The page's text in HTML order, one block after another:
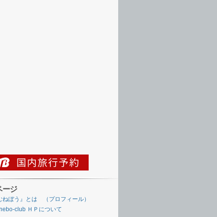
ージ
ねぼう』とは （プロフィール）
club ＨＰについて